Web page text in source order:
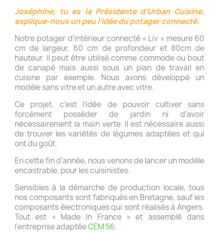
Joséphine, tu es la Présidente d’Urban Cuisine,
explique-nous un peu l’idée du potager connecté.
Notre potager d'intérieur connecté « Liv » mesure 60
cm de largeur, 60 cm de profondeur et 80cm de
hauteur. Il peut être utilisé comme commode ou bout
de canapé mais aussi sous un plan de travail en
cuisine par exemple. Nous avons développé un
modèle sans vitre et un autre avec vitre.
Ce projet, c’est l’idée de pouvoir cultiver sans
forcément posséder de jardin ni d’avoir
nécessairement la main verte. Il est nécessaire aussi
de trouver les variétés de légumes adaptées et qui
ont du goût.
En cette fin d’année, nous venons de lancer un modèle
encastrable, pour les cuisinistes.
Sensibles à la démarche de production locale, tous
nos composants sont fabriqués en Bretagne, sauf les
composants électroniques qui sont réalisés à Angers.
Tout est « Made In France » et assemblé dans
l’entreprise adaptéeCEM 56.